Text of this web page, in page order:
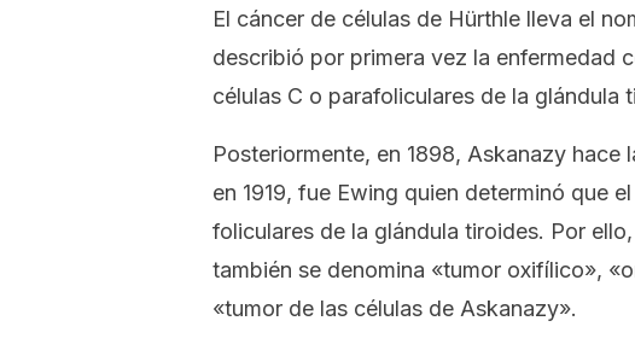
El cáncer de células de Hürthle lleva el
describió por primera vez la enfermedad
células C o parafoliculares de la glándula
Posteriormente, en 1898, Askanazy
en 1919, fue Ewing quien determinó que
foliculares de la glándula tiroides. Por
también se denomina «tumor oxifílico»,
«tumor de las células de Askanazy».